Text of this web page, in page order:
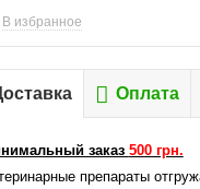
В избранное
Оплата
заказ 500 грн.
препараты